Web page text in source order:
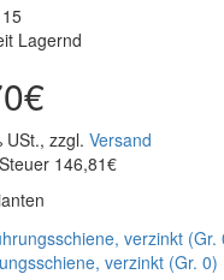
Lagernd
zzgl. Versand
146,81€
verzinkt (Gr. 0)